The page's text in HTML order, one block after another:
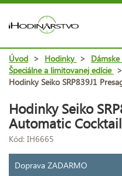
Úvod > Hodinky > Dámske
Špeciálne a limitovanej edície >
Hodinky Seiko SRP839J1
Hodinky Seiko
Automatic
Kód: IH6665
Doprava ZADARMO